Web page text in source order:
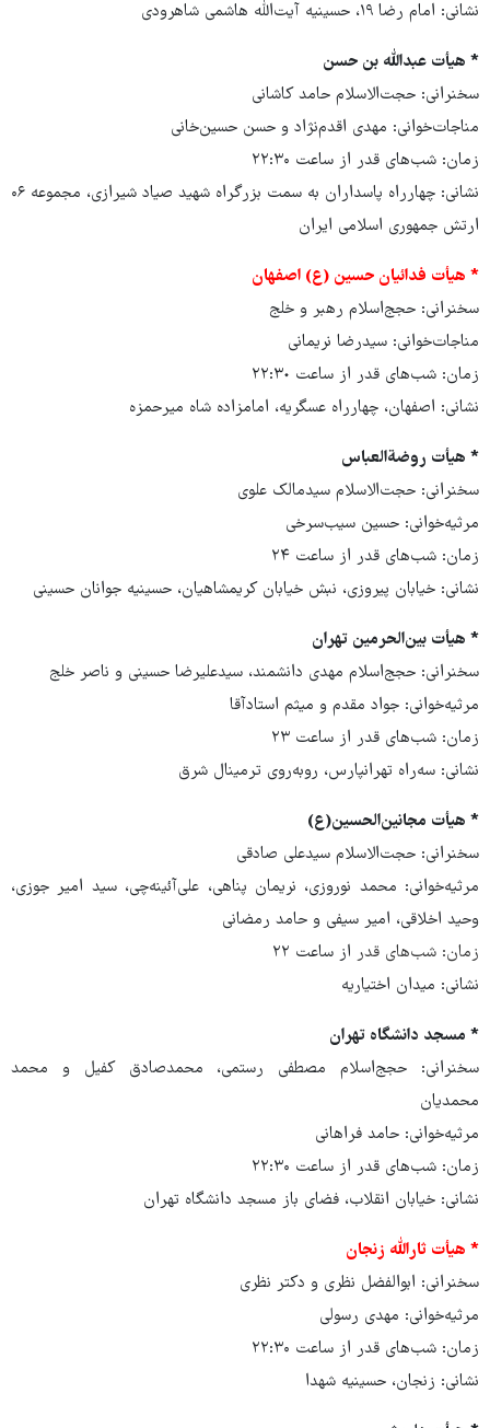
نشانی: امام رضا ۱۹، حسینیه آیت‌الله هاشمی شاهرودی
* هیأت عبدالله بن حسن
سخنرانی: حجت‌الاسلام حامد کاشانی
مناجات‌خوانی: مهدی اقدم‌نژاد و حسن حسین‌خانی
زمان: شب‌های قدر از ساعت ۲۲:۳۰
​نشانی: چهارراه پاسداران به سمت بزرگراه شهید صیاد شیرازی، مجموعه ۰۶
ارتش جمهوری اسلامی ایران
* هیأت فدائیان حسین (ع) اصفهان
سخنرانی: حجج‌اسلام رهبر و خلج
مناجات‌خوانی: سیدرضا نریمانی
زمان: شب‌های قدر از ساعت ٢٢:٣٠
نشانی: اصفهان، چهارراه عسگریه، امامزاده شاه میرحمزه
* هیأت روضةالعباس
سخنرانی: حجت‌الاسلام سیدمالک علوی
مرثیه‌خوانی: حسین سیب‌سرخی
زمان: شب‌های قدر از ساعت ۲۴
نشانی: خیابان پیروزی، نبش خیابان کریمشاهیان، حسینیه جوانان حسینی
* هیأت بین‌الحرمین تهران
سخنرانی: حجج‌اسلام مهدی دانشمند، سیدعلیرضا حسینی و ناصر خلج
مرثیه‌خوانی: جواد مقدم و میثم استادآقا
زمان: شب‌های قدر از ساعت ۲۳
نشانی: سه‌راه تهرانپارس، روبه‌روی ترمینال شرق
* هیأت مجانین‌الحسین(ع)
سخنرانی: حجت‌الاسلام سیدعلی صادقی
مرثیه‌خوانی: محمد نوروزی، نریمان پناهی، علی‌آئینه‌چی، سید امیر جوزی،
وحید اخلاقی، امیر سیفی و حامد رمضانی
زمان: شب‌های قدر از ساعت ۲۲
نشانی: میدان اختیاریه
* مسجد دانشگاه تهران
سخنرانی: حجج‌اسلام مصطفی رستمی، محمدصادق کفیل و محمد
محمدیان
مرثیه‌خوانی: حامد فراهانی
زمان: شب‌های قدر از ساعت ۲۲:۳۰
نشانی: خیابان انقلاب، فضای باز مسجد دانشگاه تهران
* هیأت ثارالله زنجان
سخنرانی: ابوالفضل نظری و دکتر نظری
مرثیه‌خوانی: مهدی رسولی
زمان: شب‌های قدر از ساعت ۲۲:۳۰
نشانی: زنجان، حسینیه شهدا